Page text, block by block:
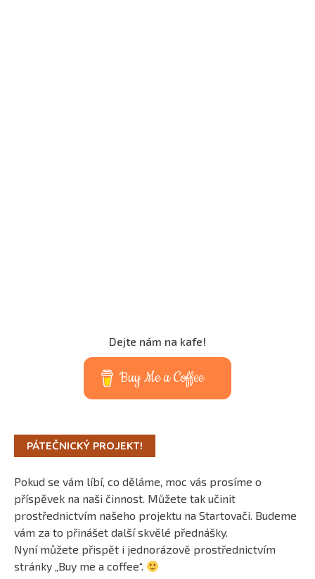
Dejte nám na kafe!
Buy Me a Coffee
PÁTEČNICKÝ PROJEKT!
Pokud se vám líbí, co děláme, moc vás prosíme o
příspěvek na naši činnost. Můžete tak učinit
prostřednictvím našeho projektu na Startovači. Budeme
vám za to přinášet další skvělé přednášky.
Nyní můžete přispět i jednorázově prostřednictvím
stránky „Buy me a coffee“.